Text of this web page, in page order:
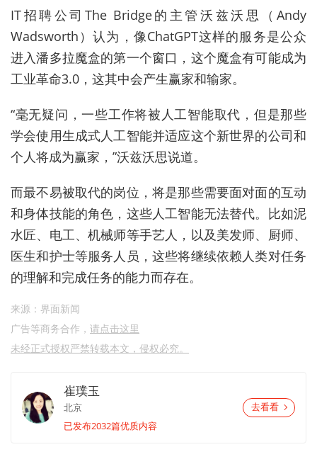
IT招聘公司The Bridge的主管沃兹沃思（Andy
Wadsworth）认为，像ChatGPT这样的服务是公众
进入潘多拉魔盒的第一个窗口，这个魔盒有可能成为
工业革命3.0，这其中会产生赢家和输家。
“毫无疑问，一些工作将被人工智能取代，但是那些
学会使用生成式人工智能并适应这个新世界的公司和
个人将成为赢家，”沃兹沃思说道。
而最不易被取代的岗位，将是那些需要面对面的互动
和身体技能的角色，这些人工智能无法替代。比如泥
水匠、电工、机械师等手艺人，以及美发师、厨师、
医生和护士等服务人员，这些将继续依赖人类对任务
的理解和完成任务的能力而存在。
来源：界面新闻
广告等商务合作， 请点击这里
未经正式授权严禁转载本文，侵权必究。
崔璞玉
北京
已发布2032篇优质内容
去看看